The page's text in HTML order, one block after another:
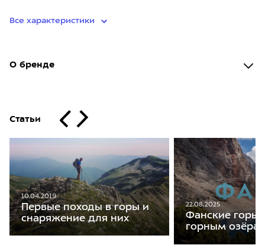
Все характеристики
О бренде
Статьи
10.04.2019
Первые походы в горы и
снаряжение для них
22.08.2025
Фанские
горным